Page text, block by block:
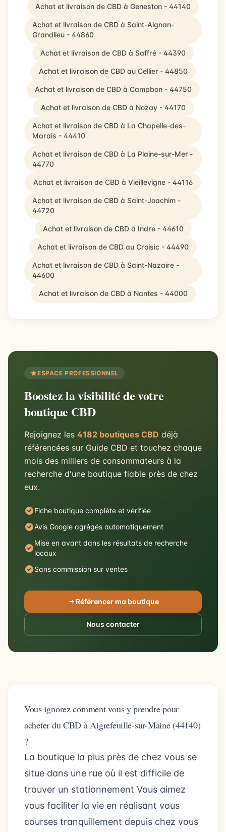
Achat et livraison de CBD à Geneston - 44140
Achat et livraison de CBD à Saint-Aignan-
Grandlieu - 44860
Achat et livraison de CBD à Saffré - 44390
Achat et livraison de CBD au Cellier - 44850
Achat et livraison de CBD à Campbon - 44750
Achat et livraison de CBD à Nozay - 44170
Achat et livraison de CBD à La Chapelle-des-
Marais - 44410
Achat et livraison de CBD à La Plaine-sur-Mer -
44770
Achat et livraison de CBD à Vieillevigne - 44116
Achat et livraison de CBD à Saint-Joachim -
44720
Achat et livraison de CBD à Indre - 44610
Achat et livraison de CBD au Croisic - 44490
Achat et livraison de CBD à Saint-Nazaire -
44600
Achat et livraison de CBD à Nantes - 44000
ESPACE PROFESSIONNEL
Boostez la visibilité de votre
boutique CBD
Rejoignez les 4182 boutiques CBD déjà
référencées sur Guide CBD et touchez chaque
mois des milliers de consommateurs à la
recherche d'une boutique fiable près de chez
eux.
Fiche boutique complète et vérifiée
Avis Google agrégés automatiquement
Mise en avant dans les résultats de recherche
locaux
Sans commission sur ventes
Référencer ma boutique
Nous contacter
Vous ignorez comment vous y prendre pour
acheter du CBD à Aigrefeuille-sur-Maine (44140)
?
La boutique la plus près de chez vous se
situe dans une rue où il est difficile de
trouver un stationnement Vous aimez
vous faciliter la vie en réalisant vous
courses tranquillement depuis chez vous